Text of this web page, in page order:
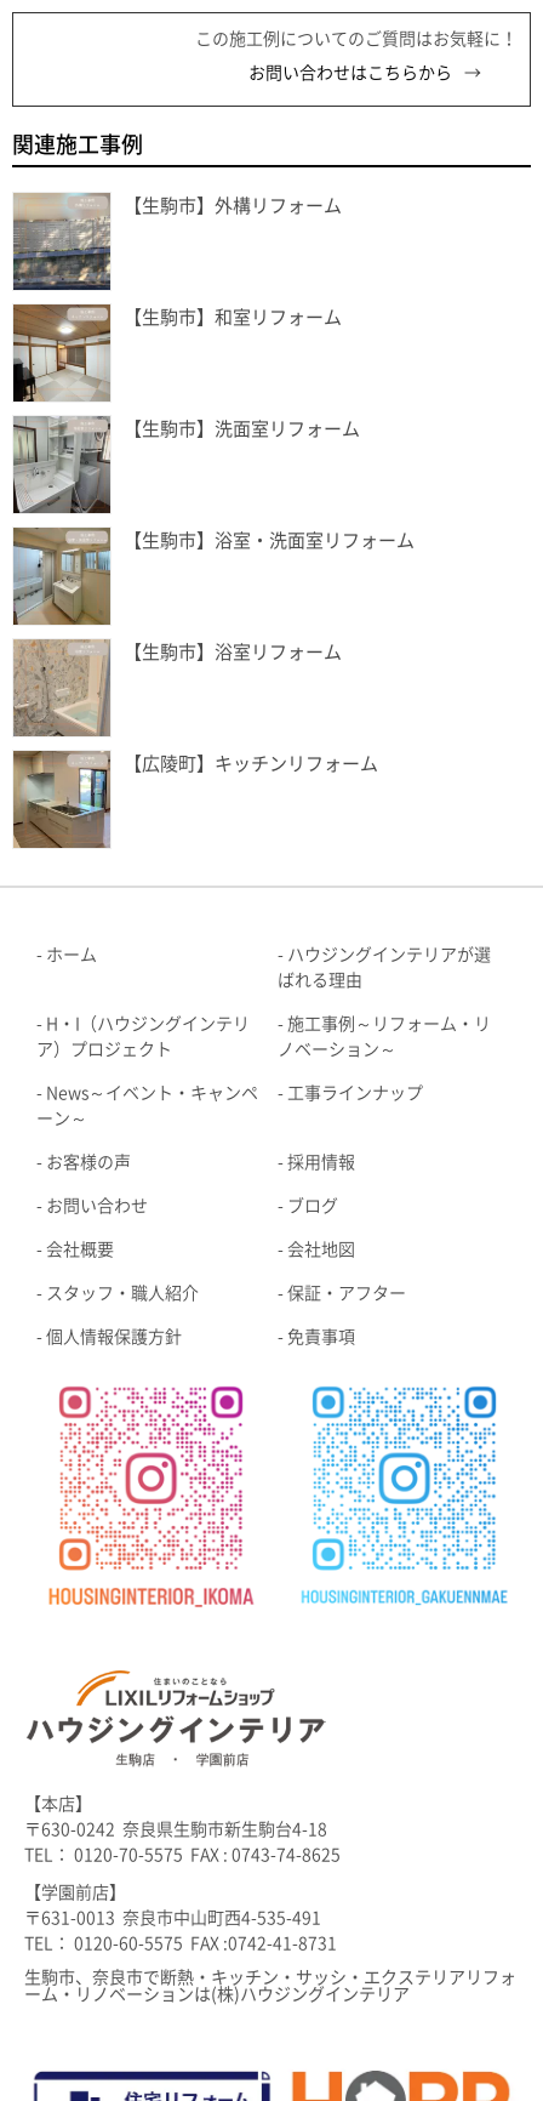
この施工例についてのご質問はお気軽に！
お問い合わせはこちらから
関連施工事例
【生駒市】外構リフォーム
【生駒市】和室リフォーム
【生駒市】洗面室リフォーム
【生駒市】浴室・洗面室リフォーム
【生駒市】浴室リフォーム
【広陵町】キッチンリフォーム
ホーム
ハウジングインテリアが選
ばれる理由
H・I（ハウジングインテリ
ア）プロジェクト
施工事例～リフォーム・リ
ノベーション～
News～イベント・キャンペ
ーン～
工事ラインナップ
お客様の声 採用情報
お問い合わせ ブログ
会社概要 会社地図
スタッフ・職人紹介 保証・アフター
個人情報保護方針 免責事項
【本店】
〒630-0242 奈良県生駒市新生駒台4-18
TEL： 0120-70-5575 FAX : 0743-74-8625
【学園前店】
〒631-0013 奈良市中山町西4-535-491
TEL： 0120-60-5575 FAX :0742-41-8731
生駒市、奈良市で断熱・キッチン・サッシ・エクステリアリフォ
ーム・リノベーションは(株)ハウジングインテリア